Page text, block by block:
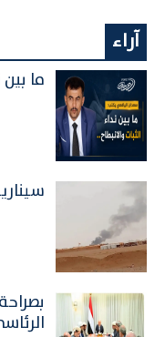
آراء
ما بين
سيناريو 2 يناير 2026م